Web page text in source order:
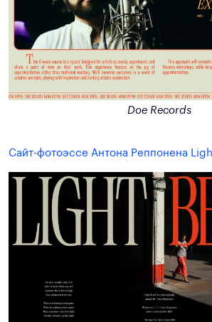
Doe Records
Сайт-фотоэссе Антона Реппонена